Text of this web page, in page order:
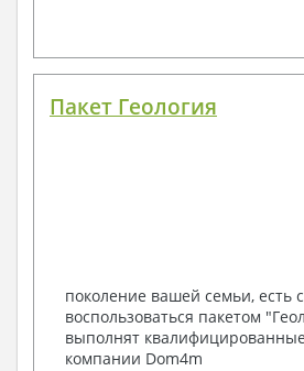
Пакет Геология
поколение вашей семьи, есть
воспользоваться пакетом
выполнят
компании Dom4m